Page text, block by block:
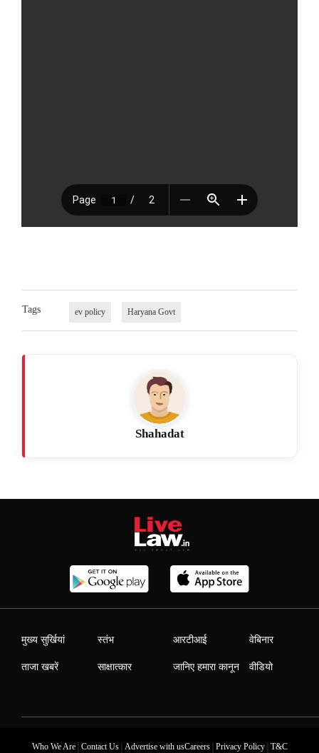
Tags ev policy Haryana Govt
Shahadat
मुख्य सुर्खियां
ताजा खबरें
स्तंभ
साक्षात्कार
आरटीआई
जानिए हमारा कानून
वेबिनार
वीडियो
Who We Are| Contact Us| Advertise with usCareers| Privacy Policy| T&C